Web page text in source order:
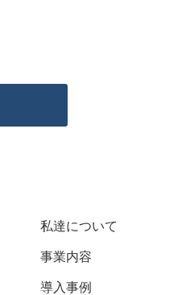
私達について
事業内容
導入事例